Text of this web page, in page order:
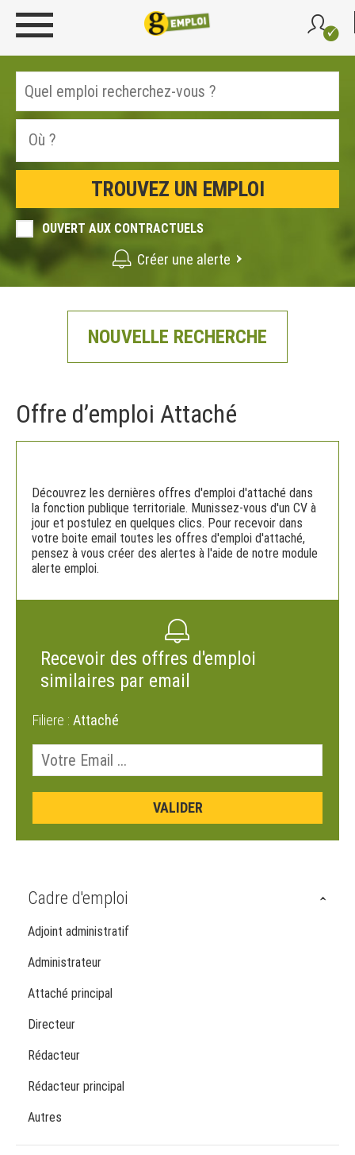
OUVERT AUX CONTRACTUELS
Créer une alerte
NOUVELLE RECHERCHE
Offre d’emploi Attaché
Découvrez les dernières offres d'emploi d'attaché dans
la fonction publique territoriale. Munissez-vous d'un CV à
jour et postulez en quelques clics. Pour recevoir dans
votre boite email toutes les offres d'emploi d'attaché,
pensez à vous créer des alertes à l'aide de notre module
alerte emploi.
Recevoir des offres d'emploi
similaires par email
Filiere : Attaché
Cadre d'emploi
Adjoint administratif
Administrateur
Attaché principal
Directeur
Rédacteur
Rédacteur principal
Autres